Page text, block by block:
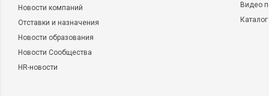
Новости компаний
Отставки и назначения
Новости образования
Новости Сообщества
HR-новости
Видео